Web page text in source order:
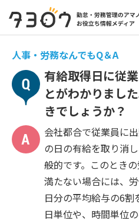
人事・労務なんでもQ＆A
有給取得日に従
とがわかりまし
きでしょうか？
会社都合で従業員に
の日の有給を取り消
般的です。このとき
満たない場合には、
日分の平均給与の6割
日単位や、時間単位